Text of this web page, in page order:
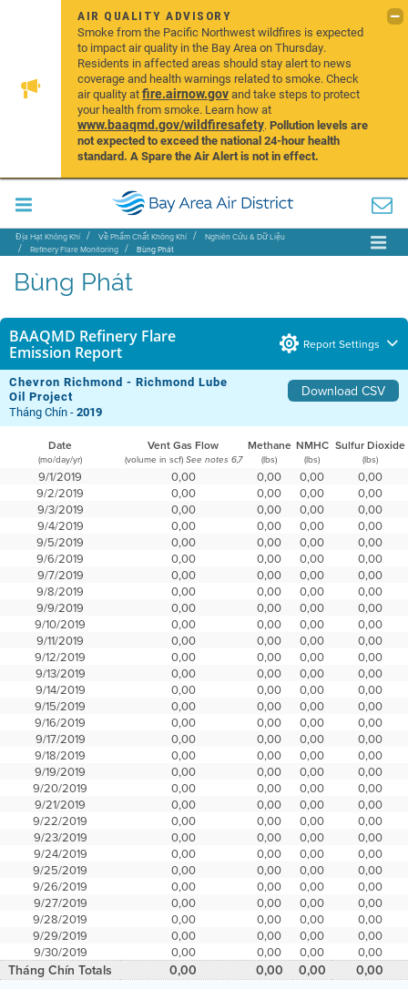
AIR QUALITY ADVISORY
Smoke from the Pacific Northwest wildfires is expected
to impact air quality in the Bay Area on Thursday.
Residents in affected areas should stay alert to news
coverage and health warnings related to smoke. Check
air quality atfire.airnow.govand take steps to protect
your health from smoke. Learn how at
www.baaqmd.gov/wildfiresafety.Pollution levels are
not expected to exceed the national 24-hour health
standard. A Spare the Air Alert is not in effect.
Địa Hạt Không Khí Về Phẩm Chất Không Khí
Nghiên Cứu & Dữ Liệu
Refinery Flare Monitoring
Bùng Phát
Bùng Phát
BAAQMD Refinery Flare
Emission Report
Report Settings
Chevron Richmond - Richmond Lube
Oil Project
Download CSV
Tháng Chín -2019
Date Vent Gas Flow Methane NMHC Sulfur Dioxide
(mo/day/yr) (volume in scf) See notes 6,7 (lbs) (lbs) (lbs)
9/1/2019 0,00 0,00 0,00
0,00
9/2/2019
0,00 0,00 0,00
0,00
9/3/2019
0,00 0,00 0,00
0,00
9/4/2019
0,00 0,00 0,00
0,00
9/5/2019
0,00 0,00 0,00
0,00
9/6/2019
0,00 0,00 0,00
0,00
9/7/2019
0,00 0,00 0,00
0,00
9/8/2019
0,00 0,00 0,00
0,00
9/9/2019
0,00 0,00 0,00
0,00
9/10/2019
0,00 0,00 0,00
0,00
9/11/2019
0,00 0,00 0,00
0,00
9/12/2019
0,00 0,00 0,00
0,00
9/13/2019
0,00 0,00 0,00
0,00
9/14/2019
0,00 0,00 0,00
0,00
9/15/2019
0,00 0,00 0,00
0,00
9/16/2019
0,00 0,00 0,00
0,00
9/17/2019
0,00 0,00 0,00
0,00
9/18/2019
0,00 0,00 0,00
0,00
9/19/2019
0,00 0,00 0,00
0,00
9/20/2019
0,00 0,00 0,00
0,00
9/21/2019
0,00 0,00 0,00
0,00
9/22/2019
0,00 0,00 0,00
0,00
9/23/2019
0,00 0,00 0,00
0,00
9/24/2019
0,00 0,00 0,00
0,00
9/25/2019
0,00 0,00 0,00
0,00
9/26/2019
0,00 0,00 0,00
0,00
9/27/2019
0,00 0,00 0,00
0,00
9/28/2019
0,00 0,00 0,00
0,00
9/29/2019
0,00 0,00 0,00
0,00
9/30/2019
0,00 0,00 0,00 0,00
Tháng Chín Totals 0,00 0,00 0,00 0,00